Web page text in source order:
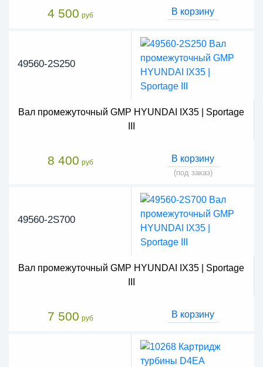
4 500 руб В корзину
49560-2S250
Вал промежуточный GMP HYUNDAI IX35 | Sportage
8 400 руб В корзину
(под заказ)
49560-2S700
Вал промежуточный GMP HYUNDAI IX35 | Sportage
7 500 руб В корзину